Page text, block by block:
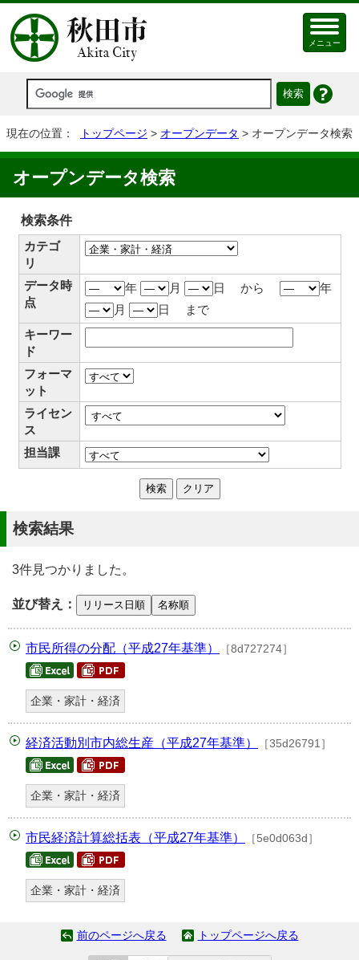
メニュー
現在の位置： トップページ > オープンデータ > オープンデータ検索
オープンデータ検索
検索条件
カテゴ
リ
データ時
点
年 月 日 から
年
月
日 まで
キーワー
ド
フォーマ
ット
ライセン
ス
担当課
検索 クリア
検索結果
3件見つかりました。
並び替え： リリース日順 名称順
市民所得の分配（平成27年基準） ［8d727274］
企業・家計・経済
経済活動別市内総生産（平成27年基準） ［35d26791］
企業・家計・経済
市民経済計算総括表（平成27年基準） ［5e0d063d］
企業・家計・経済
前のページへ戻る トップページへ戻る